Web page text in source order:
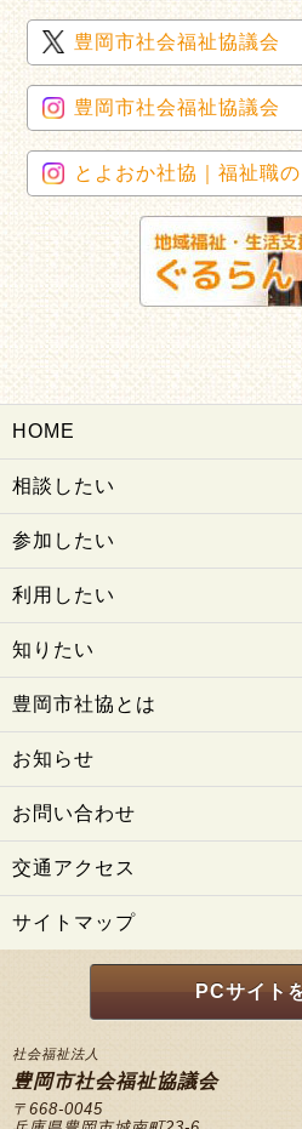
豊岡市社会福祉協議会
豊岡市社会福祉協議会
とよおか社協｜福祉職
HOME
相談したい
参加したい
利用したい
知りたい
豊岡市社協とは
お知らせ
お問い合わせ
交通アクセス
サイトマップ
PCサイト
社会福祉法人
豊岡市社会福祉協議会
〒668-0045